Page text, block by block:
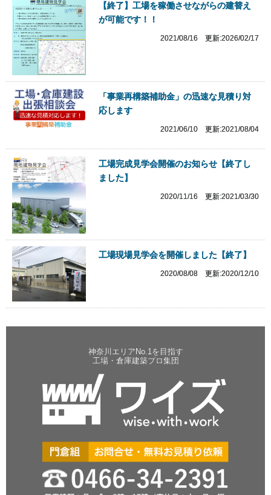
【終了】工場を稼働させながらの建替え
が可能です！！
2021/08/16 更新:2026/02/17
「事業再構築補助金」の迅速な見積り対
応します
2021/06/10 更新:2021/08/04
工場完成見学会開催のお知らせ【終了し
ました】
2020/11/16 更新:2021/03/30
工場現場見学会を開催しました【終了】
2020/08/08 更新:2020/12/10
神奈川エリアNo.1を目指す
工場・倉庫建築プロ集団